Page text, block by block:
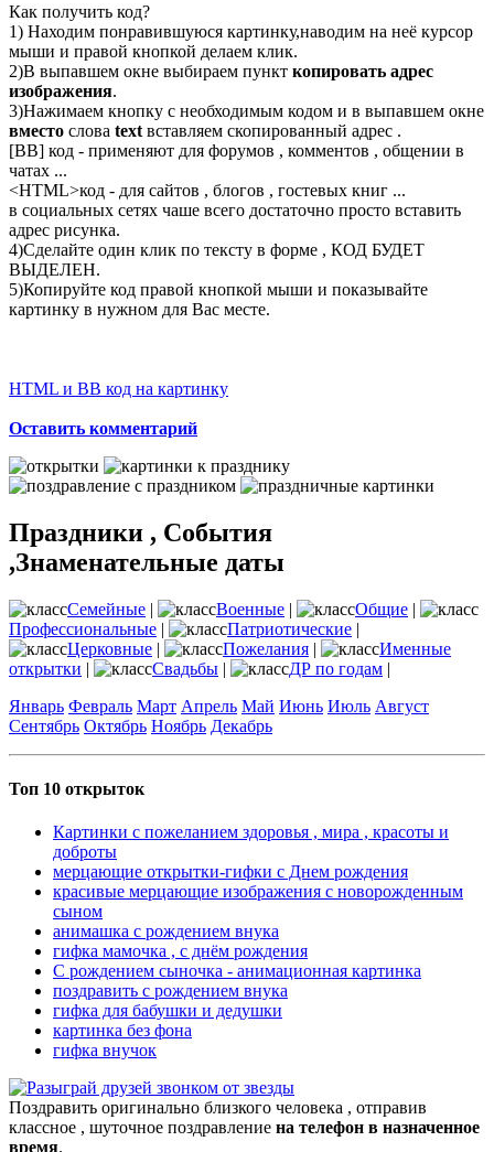
Как получить код?
1) Находим понравившуюся картинку,наводим на неё курсор
мыши и правой кнопкой делаем клик.
2)В выпавшем окне выбираем пункт копировать адрес
изображения.
3)Нажимаем кнопку с необходимым кодом и в выпавшем окне
вместо слова text вставляем скопированный адрес .
[BB] код - применяют для форумов , комментов , общении в
чатах ...
<HTML>код - для сайтов , блогов , гостевых книг ...
в социальных сетях чаше всего достаточно просто вставить
адрес рисунка.
4)Сделайте один клик по тексту в форме , КОД БУДЕТ
ВЫДЕЛЕН.
5)Копируйте код правой кнопкой мыши и показывайте
картинку в нужном для Вас месте.
HTML и BB код на картинку
Оставить комментарий
Праздники , События
,Знаменательные даты
Семейные | Военные | Общие |
Профессиональные | Патриотические |
Церковные | Пожелания |
Именные
открытки | Свадьбы | ДР по годам |
Январь Февраль Март Апрель Май Июнь Июль Август
Сентябрь Октябрь Ноябрь Декабрь
Топ 10 открыток
Картинки с пожеланием здоровья , мира , красоты и
доброты
мерцающие открытки-гифки с Днем рождения
красивые мерцающие изображения с новорожденным
сыном
анимашка с рождением внука
гифка мамочка , с днём рождения
С рождением сыночка - анимационная картинка
поздравить с рождением внука
гифка для бабушки и дедушки
картинка без фона
гифка внучок
Поздравить оригинально близкого человека , отправив
классное , шуточное поздравление на телефон в назначенное
время.